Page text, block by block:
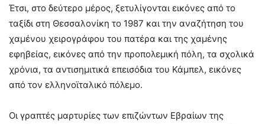
Έτσι, στο δεύτερο μέρος, ξετυλίγονται εικόνες από το
ταξίδι στη Θεσσαλονίκη το 1987 και την αναζήτηση του
χαμένου χειρογράφου του πατέρα και της χαμένης
εφηβείας, εικόνες από την προπολεμική πόλη, τα σχολικά
χρόνια, τα αντισημιτικά επεισόδια του Κάμπελ, εικόνες
από τον ελληνοϊταλικό πόλεμο.
Οι γραπτές μαρτυρίες των επιζώντων Εβραίων της